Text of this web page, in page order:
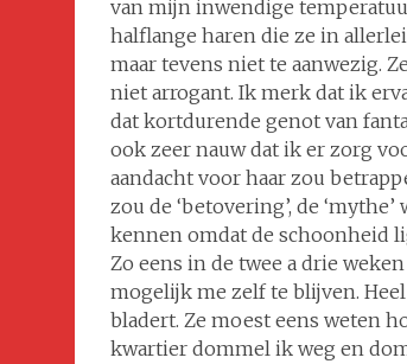
van mijn inwendige
halflange haren die ze in
maar tevens niet te aanwezig.
niet arrogant. Ik merk dat ik
dat kortdurende genot van
ook zeer nauw dat ik er zorg
aandacht voor haar zou
zou de ‘betovering’, de
kennen omdat de schoonheid
Zo eens in de twee a drie
mogelijk me zelf te blijven.
bladert. Ze moest eens weten
kwartier dommel ik weg en